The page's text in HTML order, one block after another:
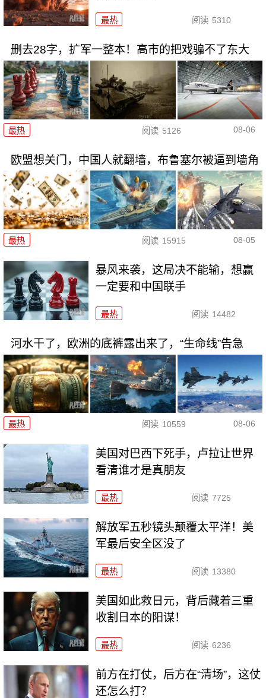
最热 阅读 5310
删去28字，扩军一整本！高市的把戏骗不了东大
最热 阅读 5126 08-06
欧盟想关门，中国人就翻墙，布鲁塞尔被逼到墙角
最热 阅读 15915 08-05
暴风来袭，这局决不能输，想赢
一定要和中国联手
最热 阅读 14482
河水干了，欧洲的底裤露出来了，“生命线”告急
最热 阅读 10559 08-06
美国对巴西下死手，卢拉让世界
看清谁才是真朋友
最热 阅读 7725
解放军五秒镜头颠覆太平洋！美
军最后安全区没了
最热 阅读 13380
美国如此救日元，背后藏着三重
收割日本的阳谋！
最热 阅读 6236
前方在打仗，后方在“清场”，这仗
还怎么打？